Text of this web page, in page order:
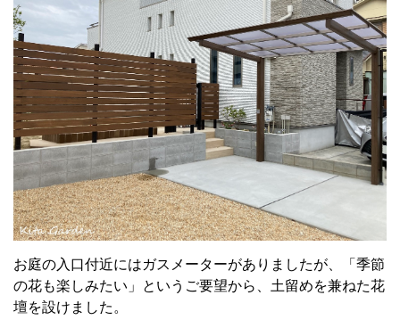
お庭の入口付近にはガスメーターがありましたが、「季節
の花も楽しみたい」というご要望から、土留めを兼ねた花
壇を設けました。